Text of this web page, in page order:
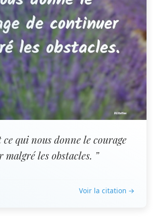
ce qui nous donne le courage
les obstacles. ”
Voir la citation →